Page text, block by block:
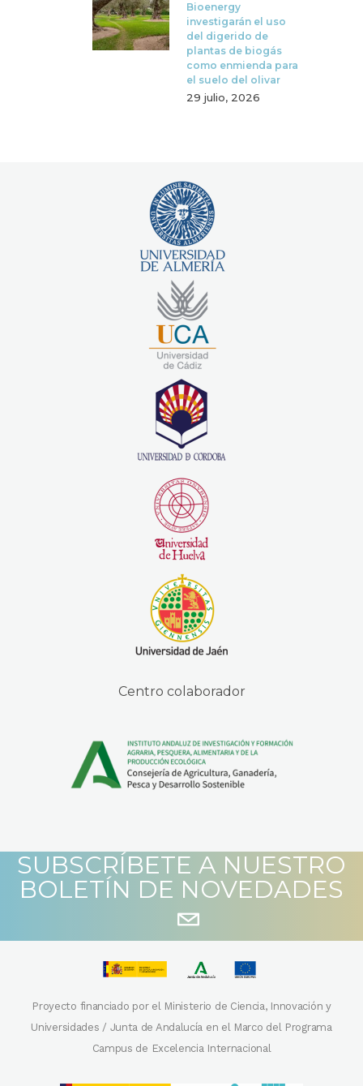
Bioenergy
investigarán el uso
del digerido de
plantas de biogás
como enmienda para
el suelo del olivar
29 julio, 2026
Centro colaborador
SUBSCRÍBETE A NUESTRO
BOLETÍN DE NOVEDADES
Proyecto financiado por el Ministerio de Ciencia, Innovación y
Universidades / Junta de Andalucía en el Marco del Programa
Campus de Excelencia Internacional